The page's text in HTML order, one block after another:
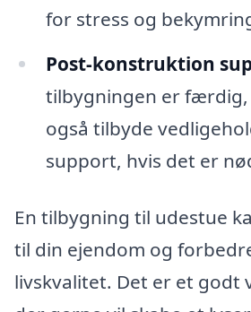
for stress og
Post-konstruktion
tilbygningen er
også tilbyde
support, hvis det er
En tilbygning til udestue
til din ejendom og
livskvalitet. Det er et godt